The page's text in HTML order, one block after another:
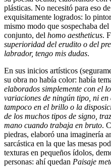
plásticas. No necesitó para eso
exquisitamente logrados: lo
mismo modo que sospechaba
conjunto, del homo aestheticus.
superioridad del erudito o del
labrador, tengo mis dudas.
En sus inicios artísticos
su obra no había color: había
elaborados simplemente con el
variaciones de ningún tipo, ni
tampoco en el brillo o la
de los muchos tipos de signo,
mano cuando trabaja en bruto.
piedras, elaboró una imaginería
sarcástica en la que las mesas
texturas en pequeños ídolos,
personas: ahí quedan Paisaje